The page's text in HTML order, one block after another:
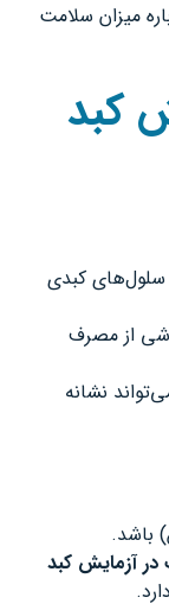
میزان سلامت
کبد
سلول‌های کبدی
از مصرف
نشانه
باشد.
در آزمایش کبد